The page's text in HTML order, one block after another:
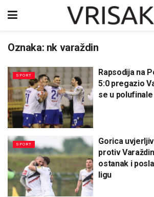
Oznaka: nk varaždin
SPORT
Rapsodija na
5:0 pregazio
se u polufinale
SPORT
Gorica
protiv
ostanak i
ligu